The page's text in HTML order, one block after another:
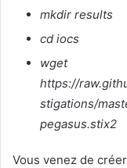
mkdir results
cd iocs
wget
https://
stigations/
pegasus.stix2
Vous venez de